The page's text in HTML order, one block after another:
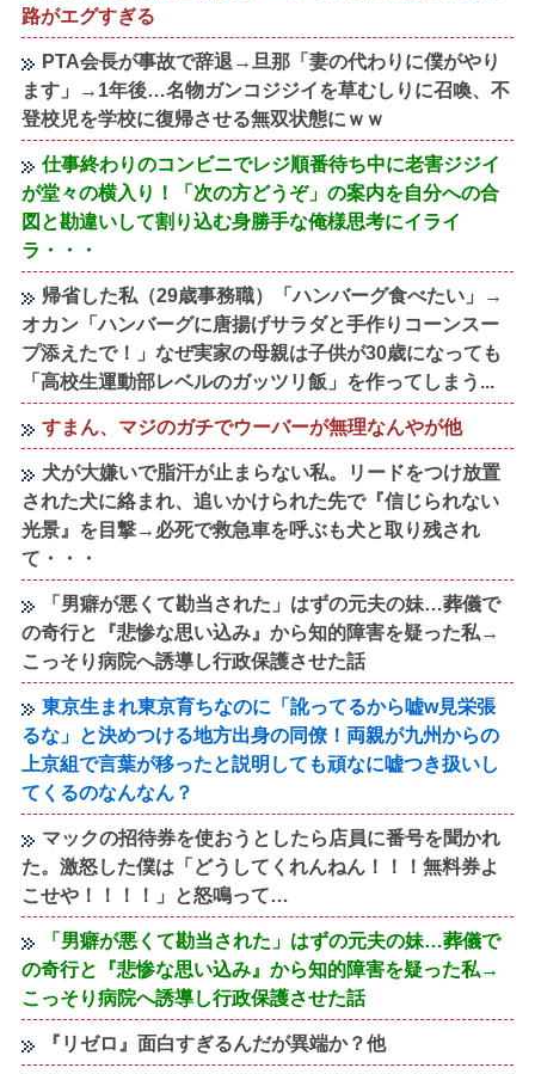
路がエグすぎる
PTA会長が事故で辞退→旦那「妻の代わりに僕がやり
ます」→1年後…名物ガンコジジイを草むしりに召喚、不
登校児を学校に復帰させる無双状態にｗｗ
仕事終わりのコンビニでレジ順番待ち中に老害ジジイ
が堂々の横入り！「次の方どうぞ」の案内を自分への合
図と勘違いして割り込む身勝手な俺様思考にイライ
ラ・・・
帰省した私（29歳事務職）「ハンバーグ食べたい」→
オカン「ハンバーグに唐揚げサラダと手作りコーンスー
プ添えたで！」なぜ実家の母親は子供が30歳になっても
「高校生運動部レベルのガッツリ飯」を作ってしまう...
すまん、マジのガチでウーバーが無理なんやが他
犬が大嫌いで脂汗が止まらない私。リードをつけ放置
された犬に絡まれ、追いかけられた先で『信じられない
光景』を目撃→必死で救急車を呼ぶも犬と取り残され
て・・・
「男癖が悪くて勘当された」はずの元夫の妹…葬儀で
の奇行と『悲惨な思い込み』から知的障害を疑った私→
こっそり病院へ誘導し行政保護させた話
東京生まれ東京育ちなのに「訛ってるから嘘w見栄張
るな」と決めつける地方出身の同僚！両親が九州からの
上京組で言葉が移ったと説明しても頑なに嘘つき扱いし
てくるのなんなん？
マックの招待券を使おうとしたら店員に番号を聞かれ
た。激怒した僕は「どうしてくれんねん！！！無料券よ
こせや！！！！」と怒鳴って…
「男癖が悪くて勘当された」はずの元夫の妹…葬儀で
の奇行と『悲惨な思い込み』から知的障害を疑った私→
こっそり病院へ誘導し行政保護させた話
『リゼロ』面白すぎるんだが異端か？他